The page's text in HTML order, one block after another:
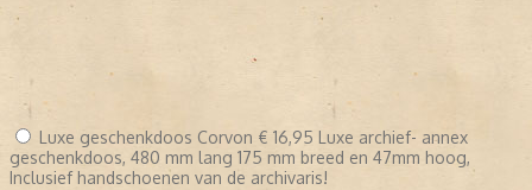
Luxe geschenkdoos Corvon € 16,95 Luxe archief- annex
geschenkdoos, 480 mm lang 175 mm breed en 47mm hoog,
Inclusief handschoenen van de archivaris!